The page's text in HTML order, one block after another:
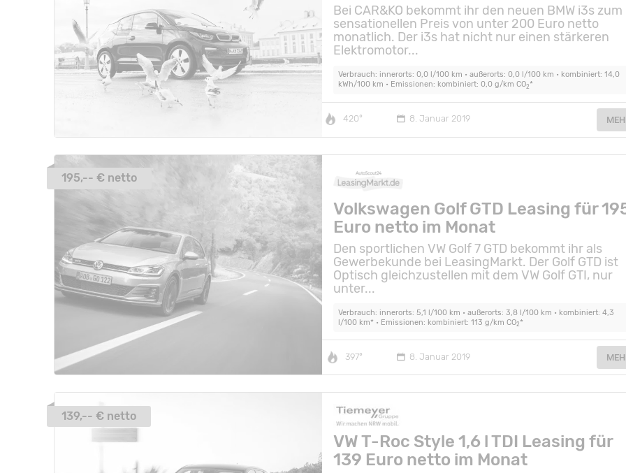
Bei CAR&KO bekommt ihr den neuen BMW i3s zum
sensationellen Preis von unter 200 Euro netto
monatlich. Der i3s hat nicht nur einen stärkeren
Elektromotor...
Verbrauch: innerorts: 0,0 l/100 km • außerorts: 0,0 l/100 km • kombiniert: 14,0
kWh/100 km • Emissionen: kombiniert: 0,0 g/km CO2*
420° 8. Januar 2019
Volkswagen Golf GTD Leasing für
Euro netto im Monat
Den sportlichen VW Golf 7 GTD bekommt ihr als
Gewerbekunde bei LeasingMarkt. Der Golf GTD ist
Optisch gleichzustellen mit dem VW Golf GTI, nur
unter...
Verbrauch: innerorts: 5,1 l/100 km • außerorts: 3,8 l/100 km • kombiniert: 4,3
l/100 km* • Emissionen: kombiniert: 113 g/km CO2*
397° 8. Januar 2019
195,-- € netto
VW T-Roc Style 1,6 l TDI Leasing für
139 Euro netto im Monat
139,-- € netto